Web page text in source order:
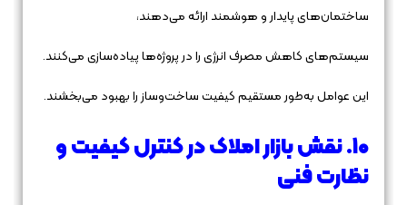
ساختمان‌های پایدار و هوشمند ارائه می‌دهند،
سیستم‌های کاهش مصرف انرژی را در پروژه‌ها پیاده‌سازی می‌کنند.
این عوامل به‌طور مستقیم کیفیت ساخت‌وساز را بهبود می‌بخشند.
۱۰. نقش بازار املاک در کنترل کیفیت و
نظارت فنی